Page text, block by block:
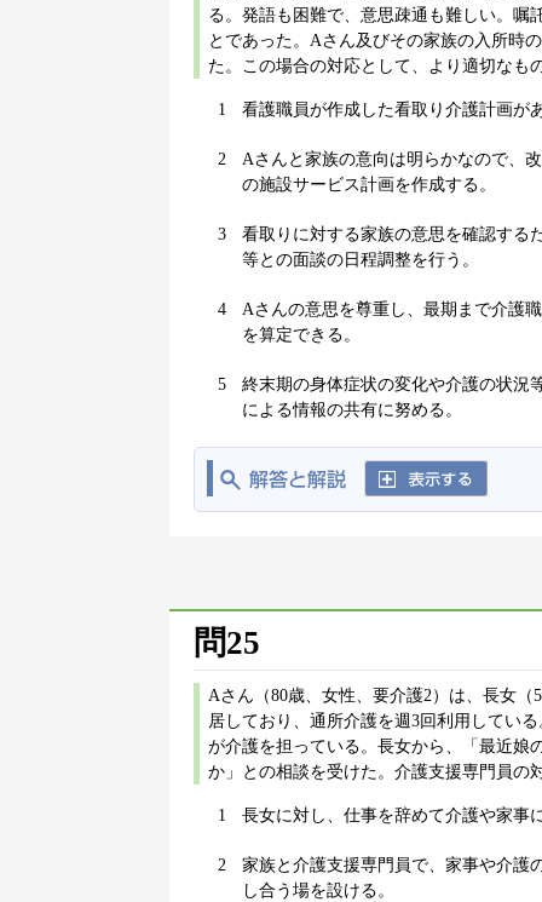
る。発語も困難で、意思疎通も難しい。嘱
とであった。Aさん及びその家族の入所時
た。この場合の対応として、より適切なも
1 看護職員が作成した看取り介護計画が
2
Aさんと家族の意向は明らかなので、
の施設サービス計画を作成する。
3
看取りに対する家族の意思を確認する
等との面談の日程調整を行う。
4
Aさんの意思を尊重し、最期まで介護
を算定できる。
5
終末期の身体症状の変化や介護の状況
による情報の共有に努める。
問25
Aさん（80歳、女性、要介護2）は、長女
居しており、通所介護を週3回利用してい
が介護を担っている。長女から、「最近娘
か」との相談を受けた。介護支援専門員の
1 長女に対し、仕事を辞めて介護や家事
2
家族と介護支援専門員で、家事や介護
し合う場を設ける。